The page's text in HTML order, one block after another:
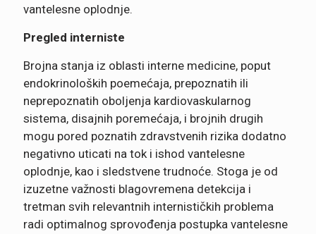
vantelesne oplodnje.
Pregled interniste
Brojna stanja iz oblasti interne medicine, poput
endokrinoloških poemećaja, prepoznatih ili
neprepoznatih oboljenja kardiovaskularnog
sistema, disajnih poremećaja, i brojnih drugih
mogu pored poznatih zdravstvenih rizika dodatno
negativno uticati na tok i ishod vantelesne
oplodnje, kao i sledstvene trudnoće. Stoga je od
izuzetne važnosti blagovremena detekcija i
tretman svih relevantnih internističkih problema
radi optimalnog sprovođenja postupka vantelesne